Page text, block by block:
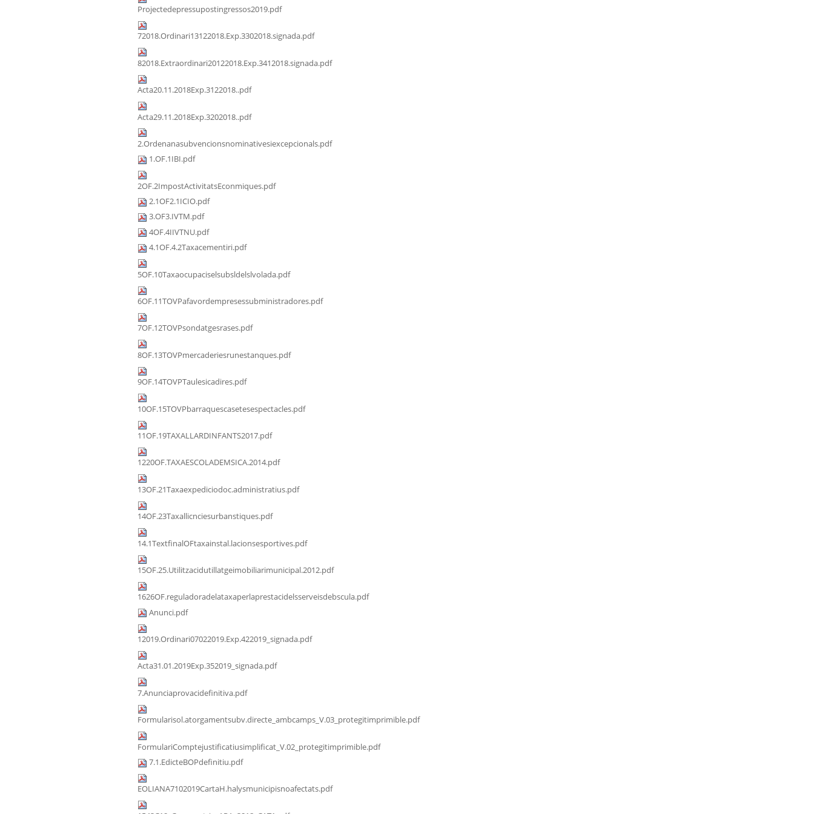
Projectedepressupostingressos2019.pdf
72018.Ordinari13122018.Exp.3302018.signada.pdf
82018.Extraordinari20122018.Exp.3412018.signada.pdf
Acta20.11.2018Exp.3122018..pdf
Acta29.11.2018Exp.3202018..pdf
2.Ordenanasubvencionsnominativesiexcepcionals.pdf
1.OF.1IBI.pdf
2OF.2ImpostActivitatsEconmiques.pdf
2.1OF2.1ICIO.pdf
3.OF3.IVTM.pdf
4OF.4IIVTNU.pdf
4.1OF.4.2Taxacementiri.pdf
5OF.10Taxaocupaciselsubsldelslvolada.pdf
6OF.11TOVPafavordempresessubministradores.pdf
7OF.12TOVPsondatgesrases.pdf
8OF.13TOVPmercaderiesrunestanques.pdf
9OF.14TOVPTaulesicadires.pdf
10OF.15TOVPbarraquescasetesespectacles.pdf
11OF.19TAXALLARDINFANTS2017.pdf
1220OF.TAXAESCOLADEMSICA.2014.pdf
13OF.21Taxaexpediciodoc.administratius.pdf
14OF.23Taxallicnciesurbanstiques.pdf
14.1TextfinalOFtaxainstal.lacionsesportives.pdf
15OF.25.Utilitzacidutillatgeimobiliarimunicipal.2012.pdf
1626OF.reguladoradelataxaperlaprestacidelsserveisdebscula.pdf
Anunci.pdf
12019.Ordinari07022019.Exp.422019_signada.pdf
Acta31.01.2019Exp.352019_signada.pdf
7.Anunciaprovacidefinitiva.pdf
Formularisol.atorgamentsubv.directe_ambcamps_V.03_protegitimprimible.pdf
FormulariComptejustificatiusimplificat_V.02_protegitimprimible.pdf
7.1.EdicteBOPdefinitiu.pdf
EOLIANA7102019CartaH.halysmunicipisnoafectats.pdf